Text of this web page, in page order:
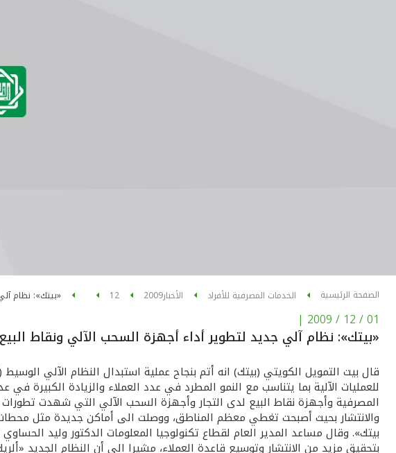
الصفحة الرئيسية الخدمات المصرفية للأفراد الأخبار2009
12 «بيتك»: نظام
01 / 12 / 2009
|
«بيتك»: نظام آلي جديد لتطوير أداء أجهزة السحب الآلي ونقاط البيع
المصرفية وأجهزة نقاط البيع لدى التجار وأجهزة السحب الآلي التي شهدت تطورات
والانتشار بحيث أصبحت تغطي معظم المناطق، ووصلت الى أماكن جديدة مثل
بيتك». وقال مساعد المدير العام لقطاع تكنولوجيا المعلومات الدكتور